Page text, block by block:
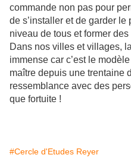
commande non pas pour
de s’installer et de garder
niveau de tous et former
Dans nos villes et villages,
immense car c’est le
maître depuis une trentaine
ressemblance avec des
que fortuite !
#Cercle d'Etudes Reyer